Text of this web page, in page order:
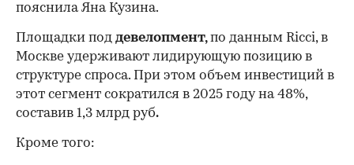
00:00 / 00:00
пояснила Яна Кузина.
Площадки под девелопмент,по данным Ricci, в
Москве удерживают лидирующую позицию в
структуре спроса. При этом объем инвестиций в
этот сегмент сократился в 2025 году на 48%,
составив 1,3 млрд руб.
Кроме того: